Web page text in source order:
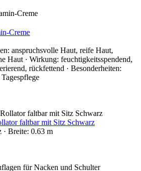
Creme
anspruchsvolle Haut, reife Haut,
Haut · Wirkung: feuchtigkeitsspendend,
rückfettend · Besonderheiten:
faltbar mit Sitz Schwarz
· Breite: 0.63 m